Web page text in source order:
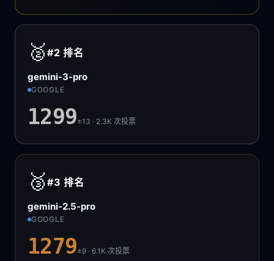
🥈 #2排名
gemini-3-pro
GOOGLE
1299±13 · 2.3K次投票
🥉 #3排名
gemini-2.5-pro
GOOGLE
1279±9 · 6.1K次投票